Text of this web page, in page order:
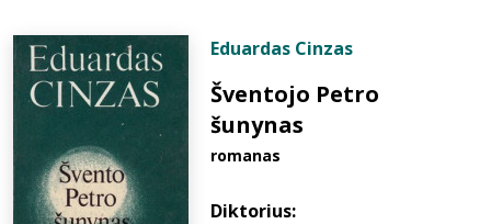
Eduardas Cinzas
Šventojo Petro
šunynas
romanas
Diktorius: